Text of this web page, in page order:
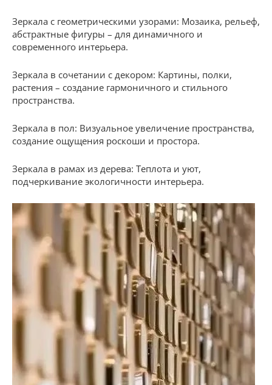
Зеркала с геометрическими узорами: Мозаика, рельеф,
абстрактные фигуры – для динамичного и
современного интерьера.
Зеркала в сочетании с декором: Картины, полки,
растения – создание гармоничного и стильного
пространства.
Зеркала в пол: Визуальное увеличение пространства,
создание ощущения роскоши и простора.
Зеркала в рамах из дерева: Теплота и уют,
подчеркивание экологичности интерьера.